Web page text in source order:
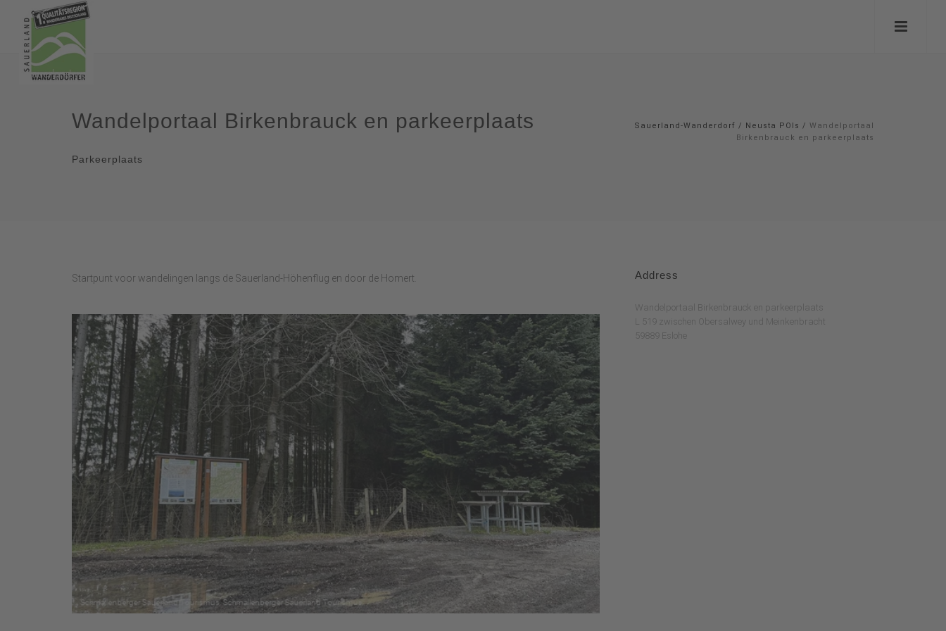
Wandelportaal Birkenbrauck en parkeerplaats
Parkeerplaats
Sauerland-Wanderdorf / Neusta POIs / Wandelportaal
Birkenbrauck en parkeerplaats
Startpunt voor wandelingen langs de Sauerland-Höhenflug en door de Homert. Address
Wandelportaal Birkenbrauck en parkeerplaats
L 519 zwischen Obersalwey und Meinkenbracht
59889 Eslohe